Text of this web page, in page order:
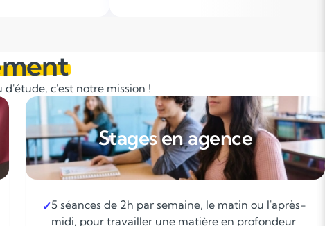
c'est notre mission !
Stages en agence
✓5 séances de 2h par semaine, le matin ou l'après-
midi, pour travailler une matière en profondeur